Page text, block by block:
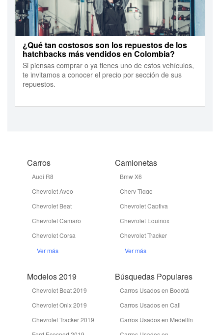
¿Qué tan costosos son los repuestos de los
hatchbacks más vendidos en Colombia?
Si piensas comprar o ya tienes uno de estos vehículos,
te invitamos a conocer el precio por sección de sus
repuestos.
Carros
Audi R8
Chevrolet Aveo
Chevrolet Beat
Chevrolet Camaro
Chevrolet Corsa
Ver más
Camionetas
Bmw X6
Chery Tiggo
Chevrolet Captiva
Chevrolet Equinox
Chevrolet Tracker
Ver más
Modelos 2019
Chevrolet Beat 2019
Chevrolet Onix 2019
Chevrolet Tracker 2019
Búsquedas Populares
Carros Usados en Bogotá
Carros Usados en Cali
Carros Usados en Medellín